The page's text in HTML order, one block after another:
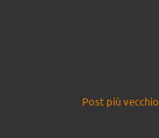
Post più vecchio